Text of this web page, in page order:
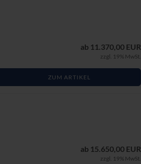
ab 11.370,00 EUR
zzgl. 19% MwSt.
ZUM ARTIKEL
ab 15.650,00 EUR
zzgl. 19% MwSt.